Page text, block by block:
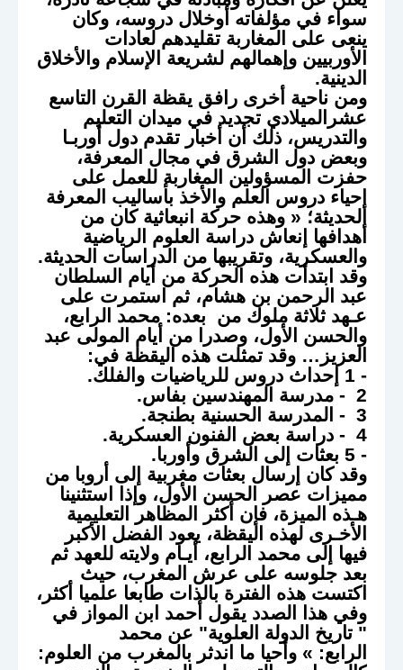
سواء في مؤلفاته أوخلال دروسه، وكان
ينعى على المغاربة تقليدهم لعادات
الأوربيين وإهمالهم لشريعة الإسلام والأخلاق
الدينية.
ومن ناحية أخرى رافق يقظة القرن التاسع
عشرالميلادي تجديد في ميدان التعليم
والتدريس، ذلك أن أخبار تقدم دول أوربـا
وبعض دول الشرق في مجال المعرفة،
حفزت المسؤولين المغاربة للعمل على
إحياء دروس العلم والأخذ بأساليب المعرفة
الحديثة؛ « وهذه حركة انبعاثية كان من
أهدافها إنعاش دراسة العلوم الرياضية
والعسكرية، وتقريبها من الدراسات الحديثة.
وقد ابتدأت هذه الحركة من أيام السلطان
عبد الرحمن بن هشام، ثم استمرت على
عـهد ثلاثة ملوك من بعده: محمد الرابع،
والحسن الأول، وصدرا من أيام المولى عبد
العزيز… وقد تمثلت هذه اليقظة في:
- 1 إحداث دروس للرياضيات والفلك.
2 - مدرسة المهندسين بفاس.
3 - المدرسة الحسنية بطنجة.
4 - دراسة بعض الفنون العسكرية.
- 5 بعثات إلى الشرق وأوربا.
وقد كان إرسال بعثات مغربية إلى أروبا من
مميزات عصر الحسن الأول، وإذا استثنينا
هـذه الميزة، فإن أكثر المظاهر التعليمية
الأخـرى لهذه اليقظة، يعود الفضل الأكبر
فيها إلى محمد الرابع، أيـام ولايته للعهد ثم
بعد جلوسه على عرش المغرب، حيث
اكتست هذه الفترة بالذات طابعا علميا أكثر،
وفي هذا الصدد يقول أحمد ابن المواز في
" تاريخ الدولة العلوية" عن محمد
الرابع: » وأحيا ما اندثر بالمغرب من العلوم: